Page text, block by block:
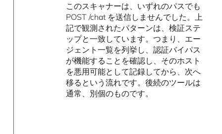
このスキャナーは、いずれのパスでも
POST /chat を送信しませんでした。上
記で観測されたパターンは、検証ステ
ップと一致しています。つまり、エー
ジェント一覧を列挙し、認証バイパス
が機能することを確認し、そのホスト
を悪用可能として記録してから、次へ
移るという流れです。後続のツールは
通常、別個のものです。